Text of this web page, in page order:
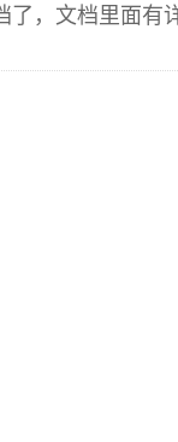
，文档里面有